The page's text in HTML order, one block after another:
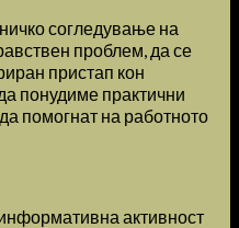
согледување на
проблем, да се
пристап кон
понудиме практични
помогнат на работното
активност